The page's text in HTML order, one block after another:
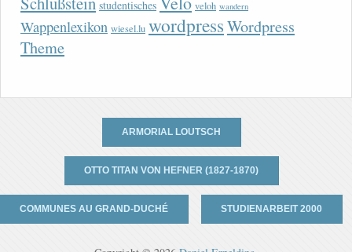
studentisches veloh wandern
Wappenlexikon wiesel.lu wordpressWordpress
Theme
ARMORIAL LOUTSCH
OTTO TITAN VON HEFNER (1827-1870)
COMMUNES AU GRAND-DUCHÉ STUDIENARBEIT 2000